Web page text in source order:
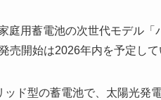
用蓄電池の次世代モデル
売開始は2026年内を予定して
ド型の蓄電池で、太陽光発